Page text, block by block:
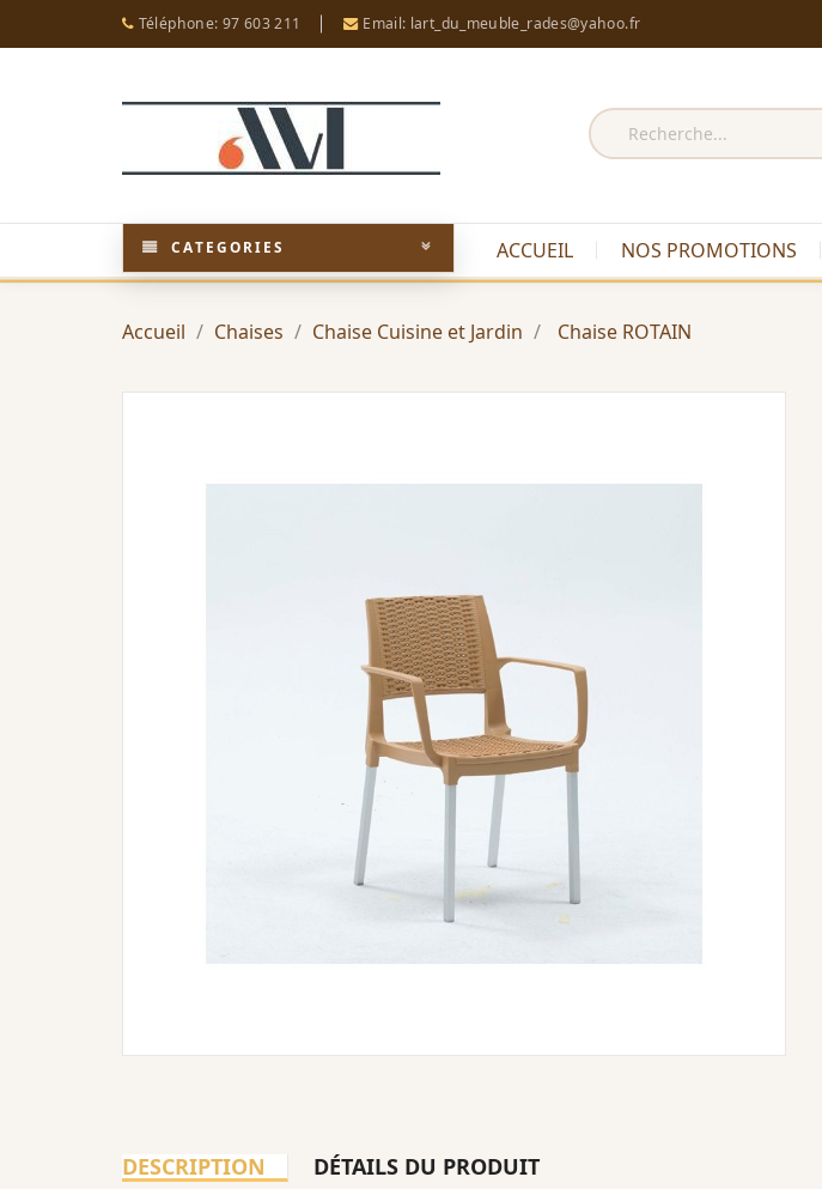
Téléphone: 97 603 211 Email: lart_du_meuble_rades@yahoo.fr
CATEGORIES ACCUEIL NOS PROMOTIONS
Accueil Chaises Chaise Cuisine et Jardin Chaise ROTAIN
DESCRIPTION DÉTAILS DU PRODUIT